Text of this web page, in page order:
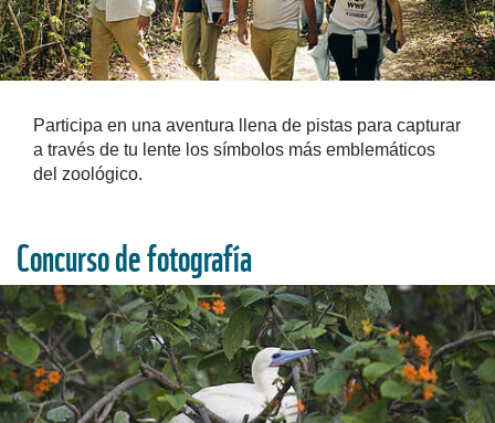
Participa en una aventura llena de pistas para capturar
a través de tu lente los símbolos más emblemáticos
del zoológico.
Concurso de fotografía